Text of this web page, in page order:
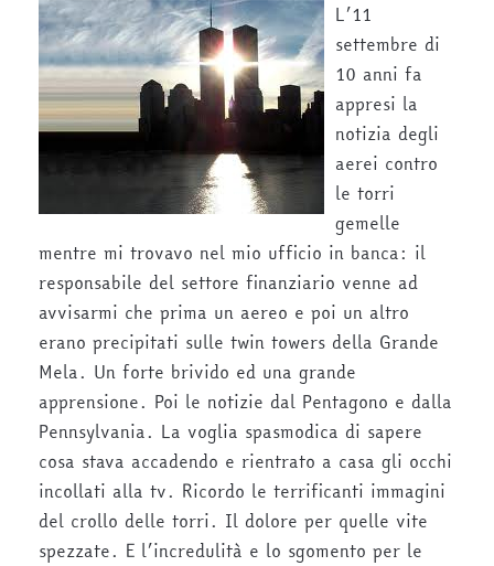
L’11
settembre di
10 anni fa
appresi la
notizia degli
aerei contro
le torri
gemelle
mentre mi trovavo nel mio ufficio in banca: il
responsabile del settore finanziario venne ad
avvisarmi che prima un aereo e poi un altro
erano precipitati sulle twin towers della Grande
Mela. Un forte brivido ed una grande
apprensione. Poi le notizie dal Pentagono e dalla
Pennsylvania. La voglia spasmodica di sapere
cosa stava accadendo e rientrato a casa gli occhi
incollati alla tv. Ricordo le terrificanti immagini
del crollo delle torri. Il dolore per quelle vite
spezzate. E l’incredulità e lo sgomento per le